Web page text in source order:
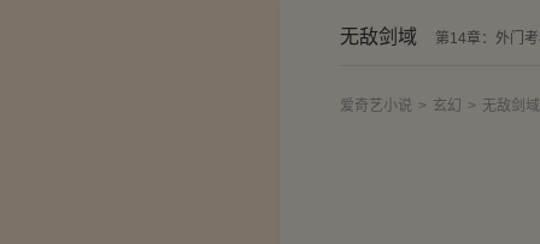
无敌剑域 第14章：外门
爱奇艺小说 > 玄幻 > 无敌剑域